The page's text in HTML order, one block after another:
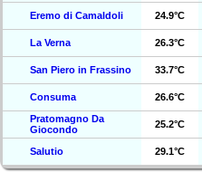
Eremo di Camaldoli 24.9°C
La Verna 26.3°C
San Piero in Frassino 33.7°C
Consuma 26.6°C
Pratomagno Da
Giocondo
25.2°C
Salutio 29.1°C